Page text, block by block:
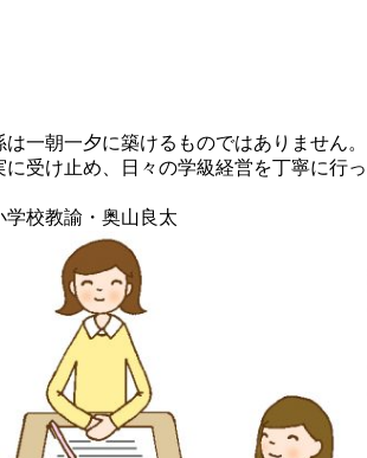
一朝一夕に築けるものではありません。
受け止め、日々の学級経営を丁寧に行っ
校教諭・奥山良太